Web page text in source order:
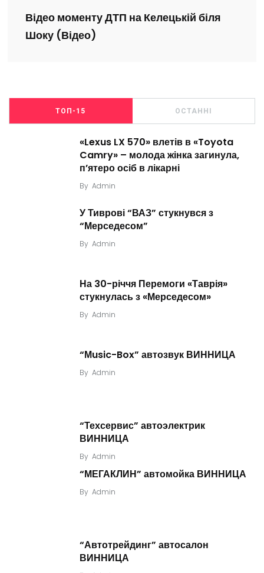
Відео моменту ДТП на Келецькій біля
Шоку (Відео)
ТОП-15 ОСТАННІ
«Lexus LX 570» влетів в «Toyota
Camry» – молода жінка загинула,
п’ятеро осіб в лікарні
By Admin
У Тиврові “ВАЗ” стукнувся з
“Мерседесом”
By Admin
На 30-річчя Перемоги «Таврія»
стукнулась з «Мерседесом»
By Admin
“Мusic-Box” автозвук ВИННИЦА
By Admin
“Техсервис” автоэлектрик
ВИННИЦА
By Admin
“МЕГАКЛИН” автомойка ВИННИЦА
By Admin
“Автотрейдинг” автосалон
ВИННИЦА